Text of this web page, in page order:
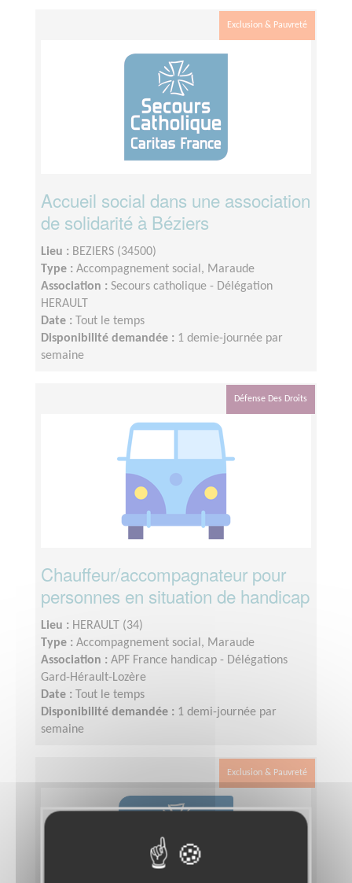
Exclusion & Pauvreté
Accueil social dans une association
de solidarité à Béziers
Lieu : BEZIERS (34500)
Type : Accompagnement social, Maraude
Association : Secours catholique - Délégation
HERAULT
Date :
Tout le temps
Disponibilité demandée : 1 demie-journée par
semaine
Défense Des Droits
Chauffeur/accompagnateur pour
personnes en situation de handicap
Lieu : HERAULT (34)
Type : Accompagnement social, Maraude
Association : APF France handicap - Délégations
Gard-Hérault-Lozère
Date :
Tout le temps
Disponibilité demandée : 1 demi-journée par
semaine
Exclusion & Pauvreté